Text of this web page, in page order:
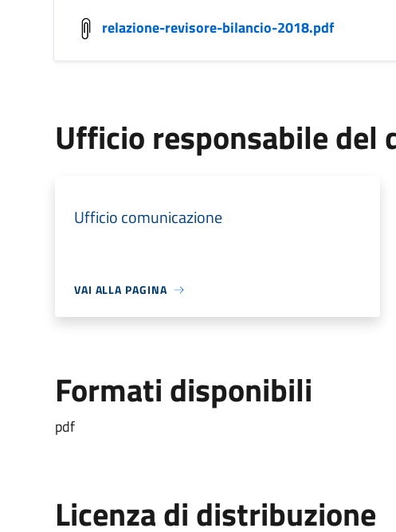
relazione-revisore-bilancio-2018.pdf
Ufficio responsabile del
Ufficio comunicazione
VAI ALLA PAGINA
Formati disponibili
pdf
Licenza di distribuzione